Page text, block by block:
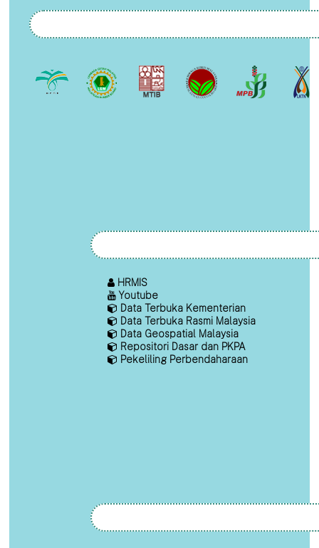
HRMIS
Youtube
Data Terbuka Kementerian
Data Terbuka Rasmi Malaysia
Data Geospatial Malaysia
Repositori Dasar dan PKPA
Pekeliling Perbendaharaan